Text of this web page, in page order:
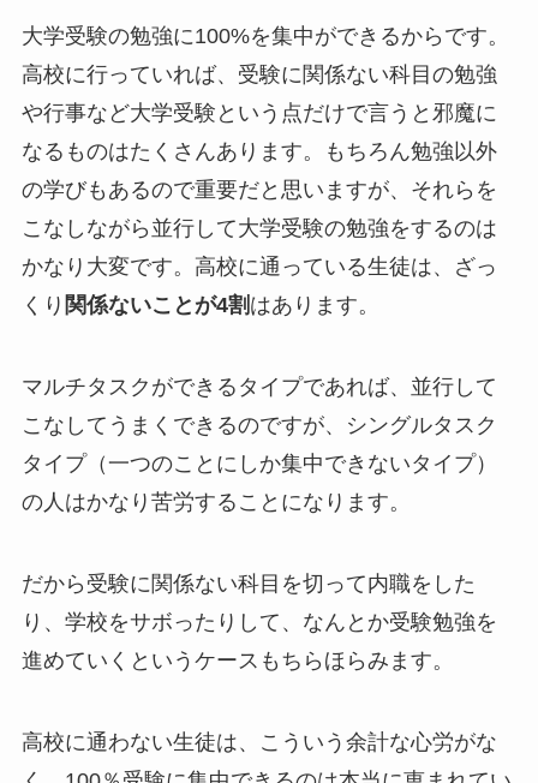
大学受験の勉強に100%を集中ができるからです。
高校に行っていれば、受験に関係ない科目の勉強
や行事など大学受験という点だけで言うと邪魔に
なるものはたくさんあります。もちろん勉強以外
の学びもあるので重要だと思いますが、それらを
こなしながら並行して大学受験の勉強をするのは
かなり大変です。高校に通っている生徒は、ざっ
くり 関係ないことが4割 はあります。
マルチタスクができるタイプであれば、並行して
こなしてうまくできるのですが、シングルタスク
タイプ（一つのことにしか集中できないタイプ）
の人はかなり苦労することになります。
だから受験に関係ない科目を切って内職をした
り、学校をサボったりして、なんとか受験勉強を
進めていくというケースもちらほらみます。
高校に通わない生徒は、こういう余計な心労がな